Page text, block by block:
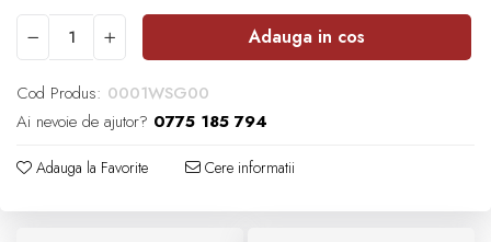
Can-Am Renegade
Capacitate
Pantaloni
Geanta
BULLBAR SSV
ACCESORII SSV
Adauga in cos
Cod Produs: 0001WSG00
Ai nevoie de ajutor? 0775 185 794
Adauga la Favorite Cere informatii